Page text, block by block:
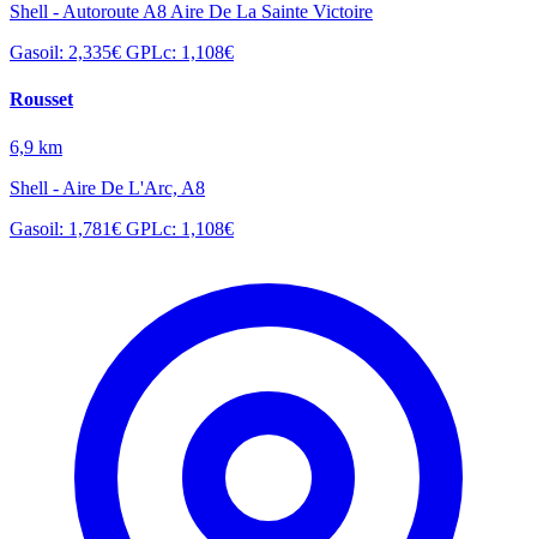
Shell - Autoroute A8 Aire De La Sainte Victoire
Gasoil: 2,335€ GPLc: 1,108€
Rousset
6,9 km
Shell - Aire De L'Arc, A8
Gasoil: 1,781€ GPLc: 1,108€